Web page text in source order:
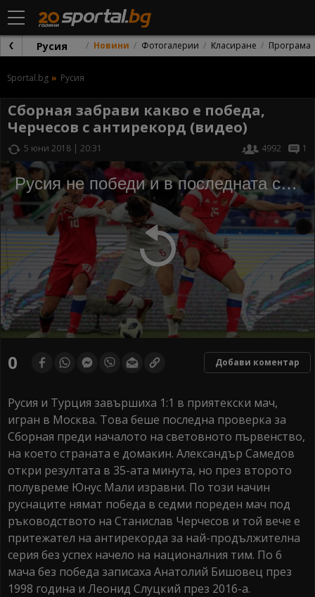
Русия Новини Фотогалерии Класиране Програма
Sportal.bg Русия
Сборная забрави какво е победа,
Черчесов с антирекорд (видео)
5 юни 2018 | 20:31 4992 1
Русия не победи и в последната си контрола преди Мондиала
of0 Добави коментар
Русия и Турция завършиха 1:1 в приятекски мач,
игран в Москва. Това беше последна проверка за
Сборная преди началото на световното първенство,
на което страната е домакин. Александър Самедов
откри резултата в 35-ата минута, но през второто
полувреме Юнус Мали изравни. По този начин
руснаците нямат победа в седми пореден мач под
ръководството на Станислав Черчесов и той вече е
притежател на антирекорда за най-продължителна
серия без успех начело на националния тим. По 6
мача без победа записаха Анатолий Бишовец през
1998 година и Леонид Слуцкий през 2016-а.